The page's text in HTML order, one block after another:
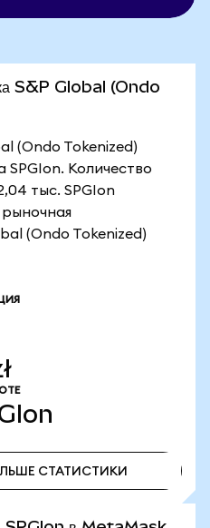
S&P Global (Ondo
(Ondo Tokenized)
SPGIon. Количество
тыс. SPGIon
(Ondo Tokenized)
СТАТИСТИКИ